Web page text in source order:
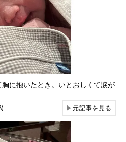
に抱いたとき。いとおしくて涙が
▶元記事を見る